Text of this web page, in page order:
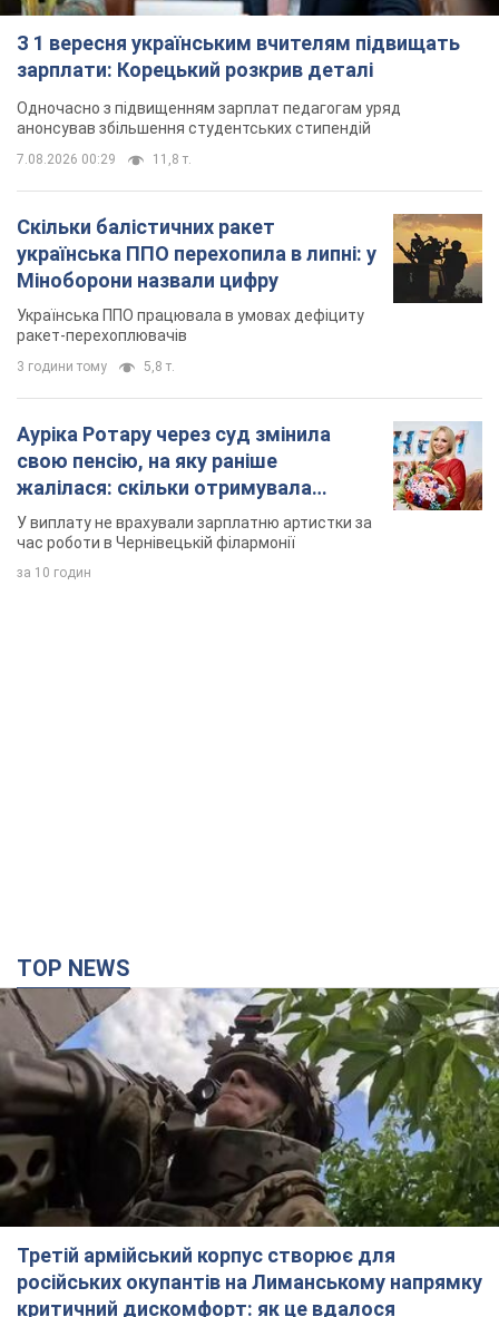
З 1 вересня українським вчителям підвищать
зарплати: Корецький розкрив деталі
Одночасно з підвищенням зарплат педагогам уряд
анонсував збільшення студентських стипендій
7.08.2026 00:29 11,8 т.
Скільки балістичних ракет
українська ППО перехопила в липні: у
Міноборони назвали цифру
Українська ППО працювала в умовах дефіциту
ракет-перехоплювачів
3 години тому 5,8 т.
Ауріка Ротару через суд змінила
свою пенсію, на яку раніше
жалілася: скільки отримувала
співачка
У виплату не врахували зарплатню артистки за
час роботи в Чернівецькій філармонії
за 10 годин
TOP NEWS
Третій армійський корпус створює для
російських окупантів на Лиманському напрямку
критичний дискомфорт: як це вдалося